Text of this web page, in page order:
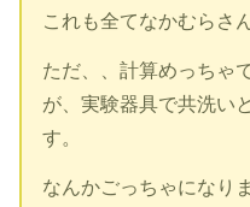
これも全てなかむらさ
ただ、、計算めっちゃ
が、実験器具で共洗い
す。
なんかごっちゃになり